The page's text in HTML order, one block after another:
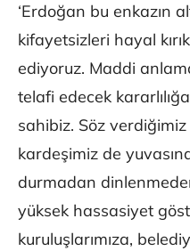
‘Erdoğan bu enkazın
kifayetsizleri hayal
ediyoruz. Maddi
telafi edecek
sahibiz. Söz
kardeşimiz de
durmadan
yüksek hassasiyet
kuruluşlarımıza,